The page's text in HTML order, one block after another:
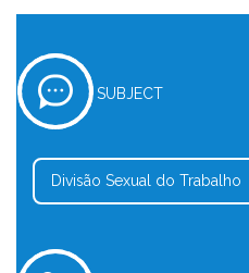
SUBJECT
Divisão Sexual do Trabalho